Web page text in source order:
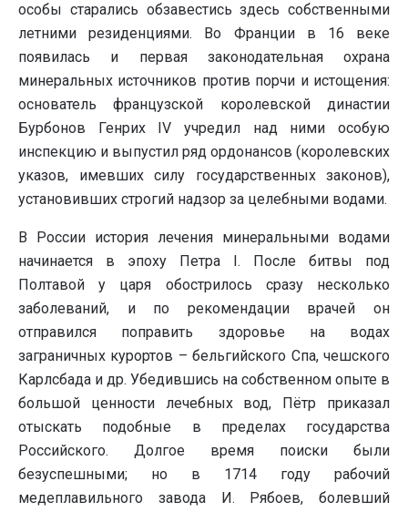
особы старались обзавестись здесь собственными
летними резиденциями. Во Франции в 16 веке
появилась и первая законодательная охрана
минеральных источников против порчи и истощения:
основатель французской королевской династии
Бурбонов Генрих IV учредил над ними особую
инспекцию и выпустил ряд ордонансов (королевских
указов, имевших силу государственных законов),
установивших строгий надзор за целебными водами.
В России история лечения минеральными водами
начинается в эпоху Петра I. После битвы под
Полтавой у царя обострилось сразу несколько
заболеваний, и по рекомендации врачей он
отправился поправить здоровье на водах
заграничных курортов – бельгийского Спа, чешского
Карлсбада и др. Убедившись на собственном опыте в
большой ценности лечебных вод, Пётр приказал
отыскать подобные в пределах государства
Российского. Долгое время поиски были
безуспешными; но в 1714 году рабочий
медеплавильного завода И. Рябоев, болевший